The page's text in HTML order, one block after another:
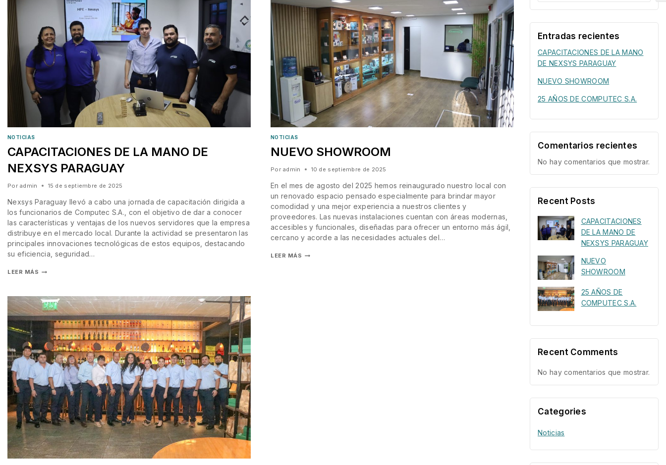
NOTICIAS
CAPACITACIONES DE LA MANO DE
NEXSYS PARAGUAY
Por admin 15 de septiembre de 2025
Nexsys Paraguay llevó a cabo una jornada de capacitación dirigida a
los funcionarios de Computec S.A., con el objetivo de dar a conocer
las características y ventajas de los nuevos servidores que la empresa
distribuye en el mercado local. Durante la actividad se presentaron las
principales innovaciones tecnológicas de estos equipos, destacando
su eficiencia, seguridad…
LEER MÁS
NOTICIAS
NUEVO SHOWROOM
Por admin 10 de septiembre de 2025
En el mes de agosto del 2025 hemos reinaugurado nuestro local con
un renovado espacio pensado especialmente para brindar mayor
comodidad y una mejor experiencia a nuestros clientes y
proveedores. Las nuevas instalaciones cuentan con áreas modernas,
accesibles y funcionales, diseñadas para ofrecer un entorno más ágil,
cercano y acorde a las necesidades actuales del…
LEER MÁS
Entradas recientes
CAPACITACIONES DE LA MANO
DE NEXSYS PARAGUAY
NUEVO SHOWROOM
25 AÑOS DE COMPUTEC S.A.
Comentarios recientes
No hay comentarios que mostrar.
Recent Posts
CAPACITACIONES
DE LA MANO DE
NEXSYS PARAGUAY
NUEVO
SHOWROOM
25 AÑOS DE
COMPUTEC S.A.
Recent Comments
No hay comentarios que mostrar.
Categories
Noticias